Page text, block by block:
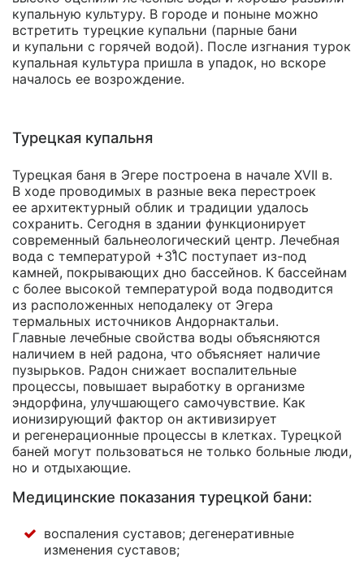
купальную культуру. В городе и поныне можно
встретить турецкие купальни (парные бани
и купальни с горячей водой). После изгнания турок
купальная культура пришла в упадок, но вскоре
началось ее возрождение.
Турецкая купальня
Турецкая баня в Эгере построена в начале XVII в.
В ходе проводимых в разные века перестроек
ее архитектурный облик и традиции удалось
сохранить. Сегодня в здании функционирует
современный бальнеологический центр. Лечебная
вода с температурой +31̊С поступает из-под
камней, покрывающих дно бассейнов. К бассейнам
с более высокой температурой вода подводится
из расположенных неподалеку от Эгера
термальных источников Андорнактальи.
Главные лечебные свойства воды объясняются
наличием в ней радона, что объясняет наличие
пузырьков. Радон снижает воспалительные
процессы, повышает выработку в организме
эндорфина, улучшающего самочувствие. Как
ионизирующий фактор он активизирует
и регенерационные процессы в клетках. Турецкой
баней могут пользоваться не только больные люди,
но и отдыхающие.
Медицинские показания турецкой бани:
воспаления суставов; дегенеративные
изменения суставов;